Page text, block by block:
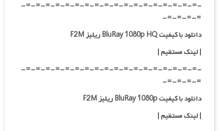
-=-=-=-=-=-=-=-=-=-=-=-=-=-=-=-=-=-=-
=-=-=-=-
دانلود با کیفیت BluRay 1080p HQ ریلیز F2M
|لینک مستقیم|
-=-=-=-=-=-=-=-=-=-=-=-=-=-=-=-=-=-=-
=-=-=-=-
دانلود با کیفیت BluRay 1080p ریلیز F2M
|لینک مستقیم|